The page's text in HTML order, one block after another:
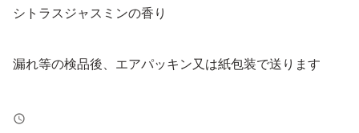
シトラスジャスミンの香り
漏れ等の検品後、エアパッキン又は紙包装で送ります
化粧箱は付いてますが